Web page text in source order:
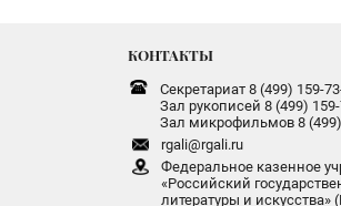
КОНТАКТЫ
Секретариат 8 (499) 159-
Зал рукописей 8 (499)
Зал микрофильмов 8
rgali@rgali.ru
Федеральное казенное
«Российский
литературы и искусства»